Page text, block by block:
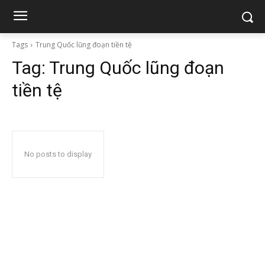
Tags Trung Quốc lũng đoạn tiền tệ
Tag: Trung Quốc lũng đoạn
tiền tệ
No posts to display